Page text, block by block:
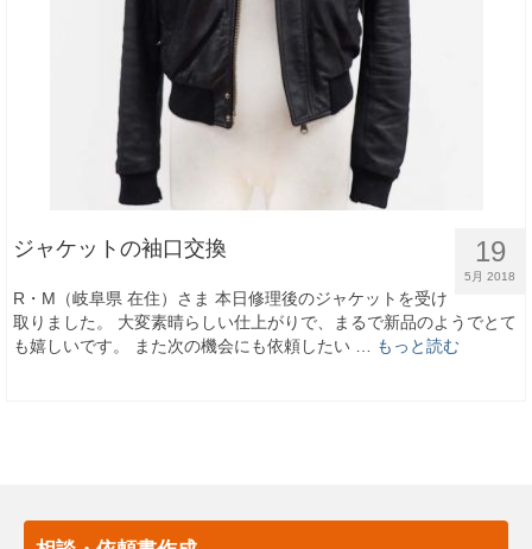
19
5月 2018
ジャケットの袖口交換
R・M（岐阜県 在住）さま 本日修理後のジャケットを受け
取りました。 大変素晴らしい仕上がりで、まるで新品のようでとて
も嬉しいです。 また次の機会にも依頼したい …
もっと読む